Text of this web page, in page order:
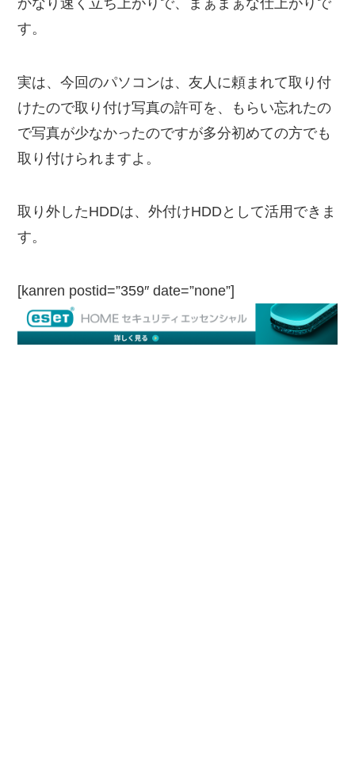
す。
実は、今回のパソコンは、友人に頼まれて取り付
けたので取り付け写真の許可を、もらい忘れたの
で写真が少なかったのですが多分初めての方でも
取り付けられますよ。
取り外したHDDは、外付けHDDとして活用できま
す。
[kanren postid=”359″ date=”none”]